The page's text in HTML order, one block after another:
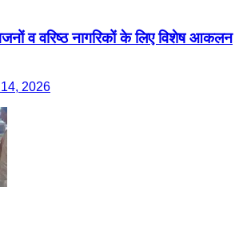
व वरिष्ठ नागरिकों के लिए विशेष आकलन
2026